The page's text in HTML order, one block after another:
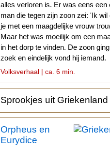
alles verloren is. Er was eens een
man die tegen zijn zoon zei: 'Ik wil
je met een maagdelijke vrouw
Maar het was moeilijk om een
in het dorp te vinden. De zoon
zoek en eindelijk vond hij iemand.
Volksverhaal | ca. 6 min.
Sprookjes uit Griekenland
Orpheus en
Eurydice